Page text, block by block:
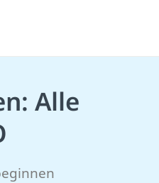
Alle